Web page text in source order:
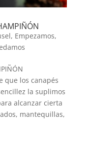
, Empezamos,
que los canapés
la suplimos
alcanzar cierta
mantequillas,